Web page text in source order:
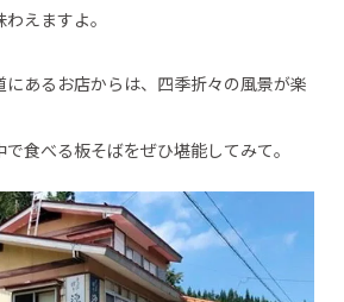
えますよ。
あるお店からは、四季折々の風景が楽
食べる板そばをぜひ堪能してみて。